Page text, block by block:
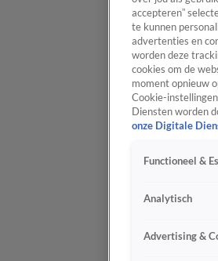
accepteren”
te kunnen
advertenties en
worden deze
cookies om de
moment opnieuw
Cookie-
Diensten worden
onze Digitale
Functioneel &
Analytisch
Advertising &